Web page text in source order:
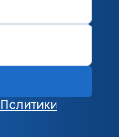
Политики